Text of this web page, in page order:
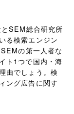
SEM総合研究所
る検索エンジン
の第一人者な
ト1つで国内・海
由でしょう。検
ング広告に関す